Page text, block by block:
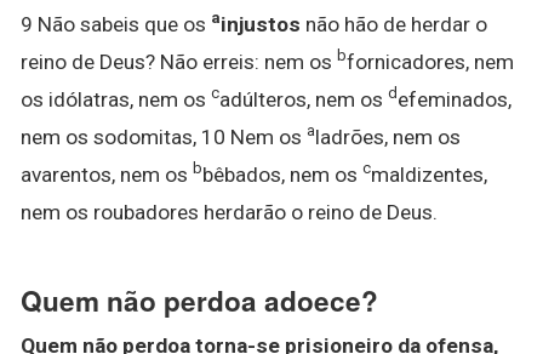
9 Não sabeis que os ainjustos não hão de herdar o
reino de Deus? Não erreis: nem os bfornicadores, nem
os idólatras, nem os cadúlteros, nem os d efeminados,
nem os sodomitas, 10 Nem os aladrões, nem os
avarentos, nem os bbêbados, nem os cmaldizentes,
nem os roubadores herdarão o reino de Deus.
Quem não perdoa adoece?
Quem não perdoa torna-se prisioneiro da ofensa,